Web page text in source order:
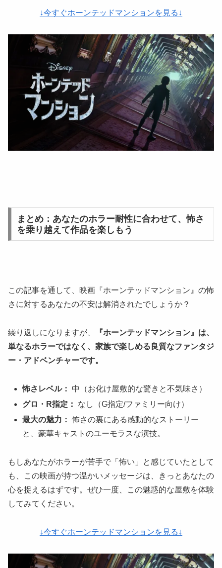
↓今すぐホーンテッドマンションを見る↓
まとめ：あなたのホラー耐性に合わせて、怖さ
を乗り越えて作品を楽しもう
この記事を通して、映画『ホーンテッドマンション』の怖
さに対するあなたの不安は解消されたでしょうか？
繰り返しになりますが、
『ホーンテッドマンション』は、
単なるホラーではなく、家族で楽しめる良質なファンタジ
ー・アドベンチャーです。
怖さレベル：
中（お化け屋敷的な驚きと不気味さ）
グロ・R指定：
なし（G指定/ファミリー向け）
最大の魅力： 怖さの裏にある感動的なストーリー
と、豪華キャストのユーモラスな演技。
もしあなたがホラーが苦手で「怖い」と感じていたとして
も、この映画が持つ温かいメッセージは、きっとあなたの
心を捉えるはずです。ぜひ一度、この魅惑的な屋敷を体験
してみてください。
↓今すぐホーンテッドマンションを見る↓